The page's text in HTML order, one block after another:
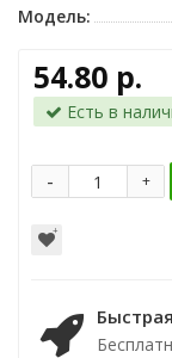
Модель:
54.80 р.
Есть в
+
-